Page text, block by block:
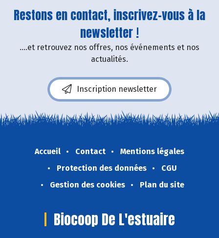
Restons en contact, inscrivez-vous à la
newsletter !
....et retrouvez nos offres, nos événements et nos
actualités.
Inscription newsletter
Accueil Contact
Mentions légales
Protection des données
CGU
Gestion des cookies
Plan du site
Biocoop De L'estuaire